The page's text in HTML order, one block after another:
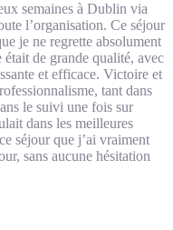
semaines à Dublin via
l’organisation. Ce séjour
je ne regrette absolument
était de grande qualité, avec
et efficace. Victoire et
tant dans
le suivi une fois sur
dans les meilleures
séjour que j’ai vraiment
sans aucune hésitation